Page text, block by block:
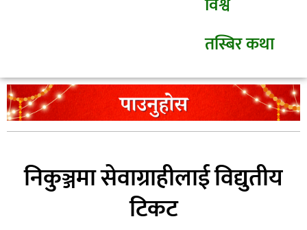
तस्बिर कथा
निकुञ्जमा सेवाग्राहीलाई विद्युतीय
टिकट